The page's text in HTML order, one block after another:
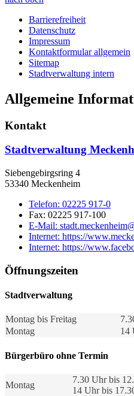
Barrierefreiheit
Datenschutz
Impressum
Kontaktformular allgemein
Sitemap
Stadtverwaltung intern
Allgemeine
Kontakt
Stadtverwaltung
Siebengebirgsring 4
53340 Meckenheim
Telefon: 02225 917-0
Fax: 02225 917-100
E-Mail:
Internet: https://
Internet: https://
Öffnungszeiten
Stadtverwaltung
Montag bis Freitag
Montag
14
Bürgerbüro ohne Termin
Montag
7.30 Uhr bis
14 Uhr bis